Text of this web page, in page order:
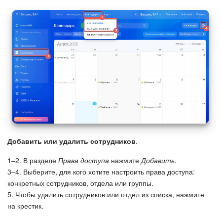
Маркетинг
Центр продаж
Автоматизация
Интеграция 1С и Битрикс24
Сотрудники
Бизнес-процессы
Маркетплейс
Добавить или удалить сотрудников.
1–2. В разделе Права доступа нажмите Добавить.
3–4. Выберите, для кого хотите настроить права доступа:
конкретных сотрудников, отдела или группы.
5. Чтобы удалить сотрудников или отдел из списка, нажмите
на крестик.